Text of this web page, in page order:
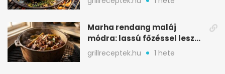
Marha rendang maláj
módra: lassú főzéssel lesz
igazán szaftos
grillreceptek.hu 1 hete